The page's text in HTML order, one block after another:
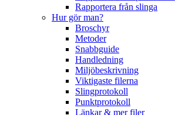
Rapportera från slinga
Hur gör man?
Broschyr
Metoder
Snabbguide
Handledning
Miljöbeskrivning
Viktigaste filerna
Slingprotokoll
Punktprotokoll
Länkar & mer filer